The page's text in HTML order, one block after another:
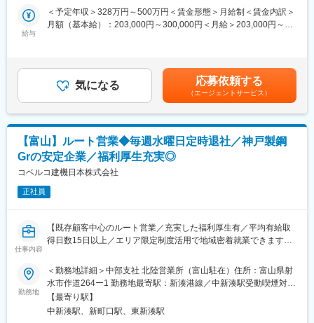
自分が関わった現場が街の風景として残り、地域発展に貢献して
いる実感を得られることが大きなやりがいです。
■ワークライフバランスを整える
残業時間も少なくプライベートを充実できます
従業員の声を集めてみました！
・プールでトレーニング、帰宅後はスポーツ鑑賞！
・帰宅後は習慣である筋トレを。夕食後は子どもたちとお風呂！
・友人との約束など気兼ねなく予定をいれることができ充実！
■当社について
当社は2030年に創業100周年を迎える建機レンタルでは全国レベ
レンタル事業を核に、北陸三県を中心として中部地方に44拠点を
展開しています。
造」を進化させてまいります。
変更の範囲：会社の定める業務
への整備・メンテナンス需要が拡大しています。
後も安定した品質でサービス提供を行うため、組織体制の強化を
建設機械・林業機械のレンタル事業を展開する当社にて、サービ
スエンジニア（整備士）としてご活躍いただきます。
主にレンタル機械の点検・整備・修理を中心に、在庫管理や簡単
■具体的な業務内容
・返却されたレンタル機械の状態をチェックし、不具合があれば
修理
・レンタル用の建設機械や林業機械の点検・メンテナンスを実施
・お客様がお持ちの機械を現地で点検・修理することもあります
・機械の貸出・返却にあわせて、在庫の確認や予約の管理を行い
ます
・出庫前に機械が問題なく動くか最終チェックを行います
・機械の使い方などをお客様へ簡単にご説明します（全体の1割程
度）
です。
■1日の流れ（例）
・7:00 出社
給与
＜予定年収＞328万円～500万円＜賃金形態＞月給制＜賃金内訳＞
月額（基本給）：203,000円～300,000円＜月給＞203,000円～
与：年2回（7月・12月）※前年度実績：2.6か月賃金はあくまでも
目安の金額であり、選考を通じて上下する可能性があります。月
給(月額)は固定手当を含めた表記です。
気になる 応募依頼する
（エージェントサービス）
【富山】ルート営業◆毎週水曜日定時退社／神戸製鋼
Grの安定企業／福利厚生充実◎
コベルコ建機日本株式会社
正社員
仕事内容
【既存顧客中心のルート営業／充実した福利厚生有／平均有給取
得日数15日以上／エリア限定制度活用で地域密着就業できます
■職務概要：
建設機械･運搬機械の販売ならびにサービスを提供する同社で、油
圧ショベルを中心とした、建設機械の営業をお任せします。
・営業方法：主にルート営業となり、建設会社や建機のレンタル
勤務地
＜勤務地詳細＞中部支社 北陸営業所（富山駐在）住所：富山県射
水市作道264ー1 勤務地最寄駅：新湊港線／中新湊駅受動喫煙対
策：屋内全面禁煙変更の範囲：会社の定める事業所
【最寄り駅】
中新湊駅、新町口駅、東新湊駅